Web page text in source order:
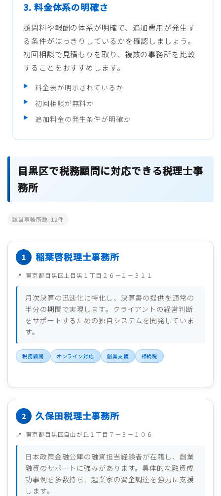
3. 料金体系の明確さ
顧問料や報酬の体系が明確で、追加費用が発生す
る条件がはっきりしているかを確認しましょう。
初回相談で見積もりを取り、複数の事務所を比較
することをおすすめします。
料金表が明示されているか
初回相談が無料か
追加料金の発生条件が明確か
目黒区で税務顧問に対応できる税理士事
務所
該当事務所数: 12件
稲葉啓税理士事務所
東京都目黒区上目黒１丁目２６－１－３１１
月次決算の迅速化に特化し、決算書の提供を通常の
半分の期間で実現します。クライアントの経営判断
をサポートするための独自システムを開発していま
す。
税務顧問 オンライン対応 創業支援 相続税
久保田税理士事務所
東京都目黒区自由が丘１丁目７－３－１０６
日本政策金融公庫の融資担当経験者が在籍し、創業
融資のサポートに強みがあります。具体的な融資成
功事例を多数持ち、起業家の資金調達を強力に支援
します。